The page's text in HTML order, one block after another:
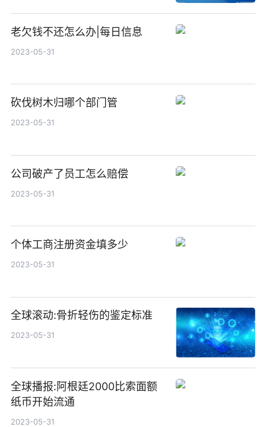
老欠钱不还怎么办|每日信息
2023-05-31
砍伐树木归哪个部门管
2023-05-31
公司破产了员工怎么赔偿
2023-05-31
个体工商注册资金填多少
2023-05-31
全球滚动:骨折轻伤的鉴定标准
2023-05-31
全球播报:阿根廷2000比索面额
纸币开始流通
2023-05-31